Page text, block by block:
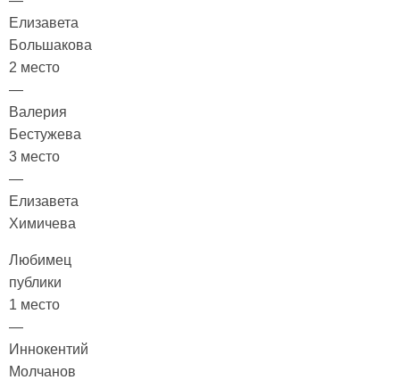
Елизавета
Большакова
2 место
—
Валерия
Бестужева
3 место
—
Елизавета
Химичева
Любимец
публики
1 место
—
Иннокентий
Молчанов